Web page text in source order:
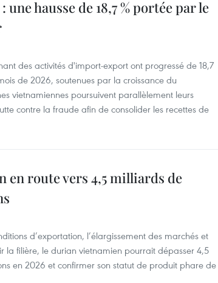
une hausse de 18,7 % portée par le
des activités d'import-export ont progressé de 18,7
de 2026, soutenues par la croissance du
vietnamiennes poursuivent parallèlement leurs
contre la fraude afin de consolider les recettes de
en route vers 4,5 milliards de
d’exportation, l’élargissement des marchés et
la filière, le durian vietnamien pourrait dépasser 4,5
en 2026 et confirmer son statut de produit phare de